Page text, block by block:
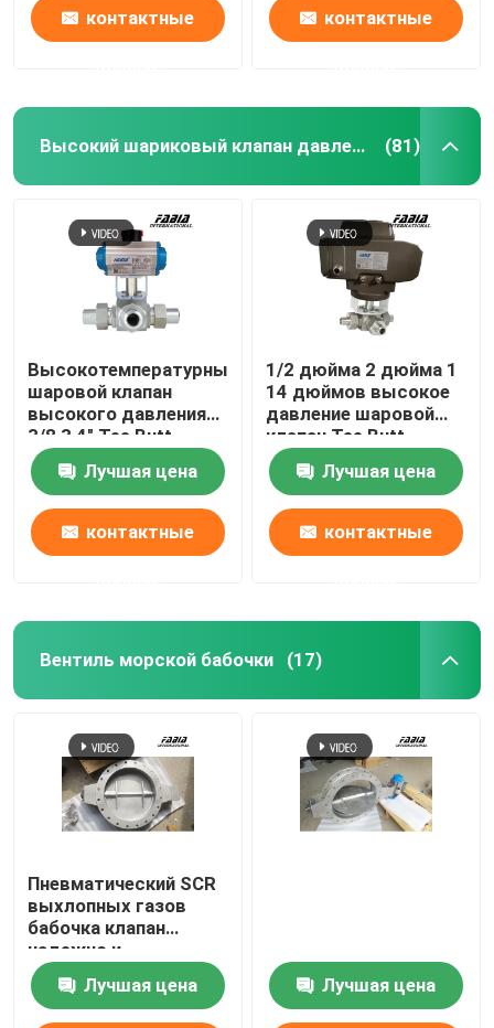
контактные контактные
Высокий шариковый клапан давления (81)
Высокотемпературный
шаровой клапан
высокого давления
3/8 3 4" Tee Butt
Welding Ball Valve
Лучшая цена
контактные
1/2 дюйма 2 дюйма 1
14 дюймов высокое
давление шаровой
клапан Tee Butt
сварка
Лучшая цена
контактные
Вентиль морской бабочки (17)
Пневматический SCR
выхлопных газов
бабочка клапан
надежно и
долговечно для
морской
промышленности
Лучшая цена Лучшая цена